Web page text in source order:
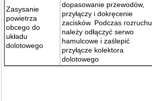
Zasysanie
powietrza
obcego do
układu
dolotowego
dopasowanie przewodów,
przyłączy i dokręcenie
zacisków. Podczas rozruchu
należy odłączyć serwo
hamulcowe i zaślepić
przyłącze kolektora
dolotowego